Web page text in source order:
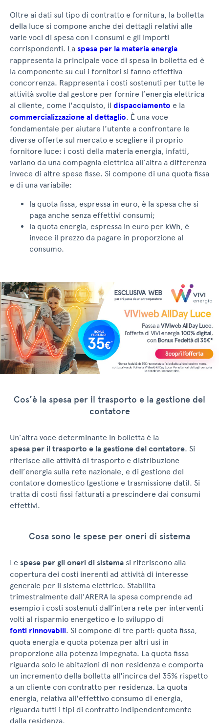
Oltre ai dati sul tipo di contratto e fornitura, la bolletta
della luce si compone anche dei dettagli relativi alle
varie voci di spesa con i consumi e gli importi
corrispondenti. La spesa per la materia energia
rappresenta la principale voce di spesa in bolletta ed è
la componente su cui i fornitori si fanno effettiva
concorrenza. Rappresenta i costi sostenuti per tutte le
attività svolte dal gestore per fornire l’energia elettrica
al cliente, come l'acquisto, il dispacciamento e la
commercializzazione al dettaglio. È una voce
fondamentale per aiutare l’utente a confrontare le
diverse offerte sul mercato e scegliere il proprio
fornitore luce: i costi della materia energia, infatti,
variano da una compagnia elettrica all’altra a differenza
invece di altre spese fisse. Si compone di una quota fissa
e di una variabile:
la quota fissa, espressa in euro, è la spesa che si
paga anche senza effettivi consumi;
la quota energia, espressa in euro per kWh, è
invece il prezzo da pagare in proporzione al
consumo.
Cos’è la spesa per il trasporto e la gestione del
contatore
Un’altra voce determinante in bolletta è la
spesa per il trasporto e la gestione del contatore. Si
riferisce alle attività di trasporto e distribuzione
dell’energia sulla rete nazionale, e di gestione del
contatore domestico (gestione e trasmissione dati). Si
tratta di costi fissi fatturati a prescindere dai consumi
effettivi.
Cosa sono le spese per oneri di sistema
Le spese per gli oneri di sistema si riferiscono alla
copertura dei costi inerenti ad attività di interesse
generale per il sistema elettrico. Stabilita
trimestralmente dall'ARERA la spesa comprende ad
esempio i costi sostenuti dall’intera rete per interventi
volti al risparmio energetico e lo sviluppo di
fonti rinnovabili. Si compone di tre parti: quota fissa,
quota energia e quota potenza per altri usi in
proporzione alla potenza impegnata. La quota fissa
riguarda solo le abitazioni di non residenza e comporta
un incremento della bolletta all'incirca del 35% rispetto
a un cliente con contratto per residenza. La quota
energia, relativa all'effettivo consumo di energia,
riguarda tutti i tipi di contratto indipendentemente
dalla residenza.